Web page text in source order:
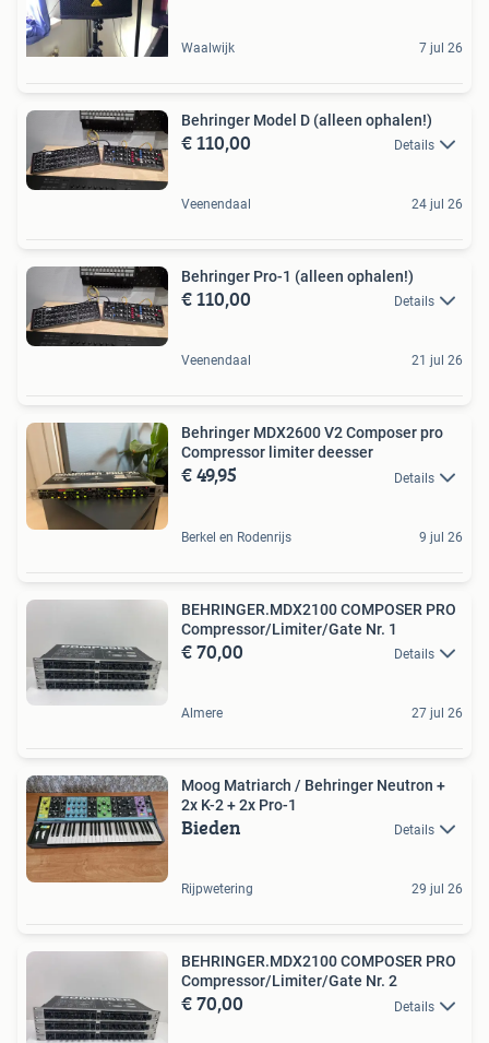
Waalwijk 7 jul 26
Behringer Model D (alleen ophalen!)
€ 110,00 Details
Veenendaal 24 jul 26
Behringer Pro-1 (alleen ophalen!)
€ 110,00 Details
Veenendaal 21 jul 26
Behringer MDX2600 V2 Composer pro
Compressor limiter deesser
€ 49,95 Details
Berkel en Rodenrijs 9 jul 26
BEHRINGER.MDX2100 COMPOSER PRO
Compressor/Limiter/Gate Nr. 1
€ 70,00 Details
Almere 27 jul 26
Moog Matriarch / Behringer Neutron +
2x K-2 + 2x Pro-1
Bieden Details
Rijpwetering 29 jul 26
BEHRINGER.MDX2100 COMPOSER PRO
Compressor/Limiter/Gate Nr. 2
€ 70,00 Details